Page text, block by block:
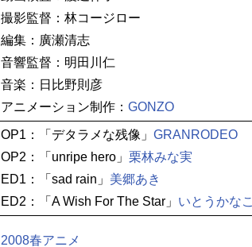
撮影監督：林コージロー
編集：廣瀬清志
音響監督：明田川仁
音楽：日比野則彦
アニメーション制作： GONZO
OP1：「デタラメな残像」 GRANRODEO
OP2：「unripe hero」 栗林みな実
ED1：「sad rain」 美郷あき
ED2：「A Wish For The Star」 いとうかなこ
2008春アニメ